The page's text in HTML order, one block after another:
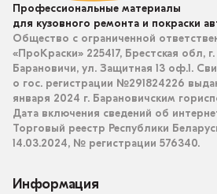
Профессиональные материалы
для кузовного ремонта и покраски
Общество с ограниченной
«ПроКраски» 225417, Брестская обл, г.
Барановичи, ул. Защитная 13 оф.1.
о гос. регистрации №291824226
января 2024 г. Барановичским
Дата включения сведений об
Торговый реестр Республики
14.03.2024, № регистрации 576340.
Информация